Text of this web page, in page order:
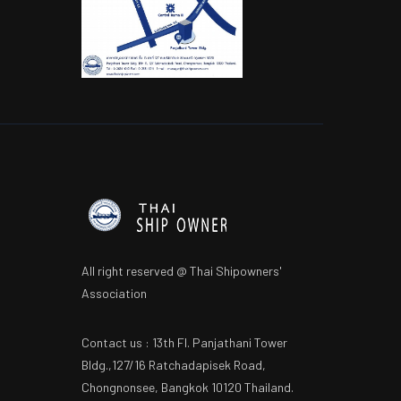
All right reserved @ Thai Shipowners'
Association
Contact us : 13th Fl. Panjathani Tower
Bldg.,127/16 Ratchadapisek Road,
Chongnonsee, Bangkok 10120 Thailand.